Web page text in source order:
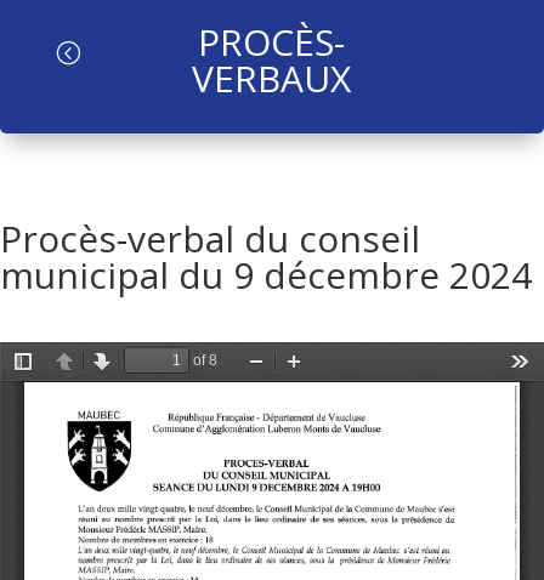
PROCÈS-
VERBAUX
Procès-verbal du conseil
municipal du 9 décembre 2024